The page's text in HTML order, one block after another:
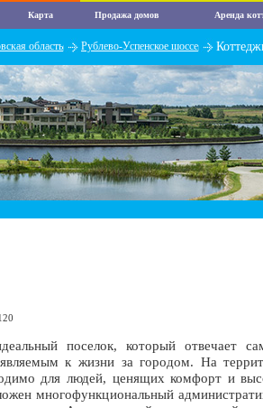
Карта Продажа домов Аренда
область Рублево-Успенское шоссе
поселок, который отвечает
к жизни за городом. На
для людей, ценящих комфорт и
многофункциональный